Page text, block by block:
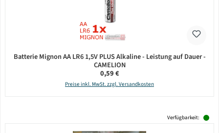
Batterie Mignon AA LR6 1,5V PLUS Alkaline - Leistung auf Dauer -
CAMELION
Regulärer Preis:
0,59 €
Preise inkl. MwSt. zzgl. Versandkosten
Verfügbarkeit: